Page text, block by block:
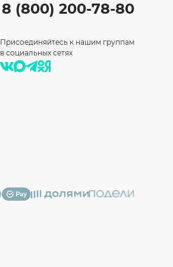
8 (800) 200-78-80
Присоединяйтесь к нашим группам
в социальных сетях